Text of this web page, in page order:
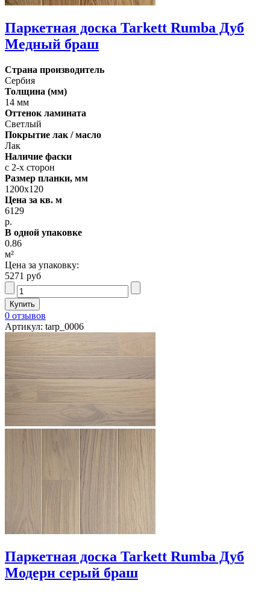
Паркетная доска Tarkett Rumba Дуб
Медный браш
Страна производитель
Сербия
Толщина (мм)
14 мм
Оттенок ламината
Светлый
Покрытие лак / масло
Лак
Наличие фаски
с 2-х сторон
Размер планки, мм
1200х120
Цена за кв. м
6129
р.
В одной упаковке
0.86
м²
Цена за упаковку:
5271 руб
0 отзывов
Артикул: tarp_0006
Паркетная доска Tarkett Rumba Дуб
Модерн серый браш